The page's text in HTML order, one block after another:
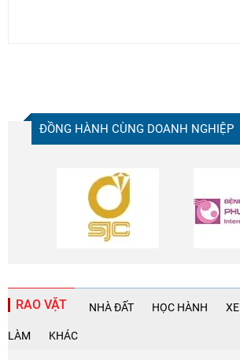
ĐỒNG HÀNH CÙNG DOANH NGHIỆP
RAO VẶT NHÀ ĐẤT HỌC HÀNH XE
LÀM KHÁC